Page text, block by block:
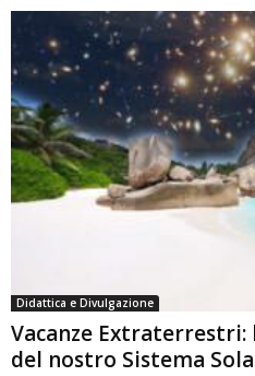
Didattica e Divulgazione
Vacanze
del nostro Sistema